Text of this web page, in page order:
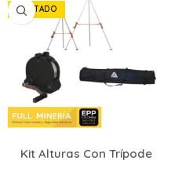
AGOTADO
Kit Alturas Con Trípode